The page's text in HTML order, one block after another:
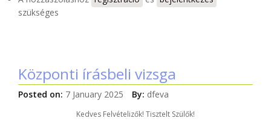
szükséges
Központi írásbeli vizsga
Posted on: 7 January 2025 By: dfeva
Kedves Felvételizők! Tisztelt Szülők!